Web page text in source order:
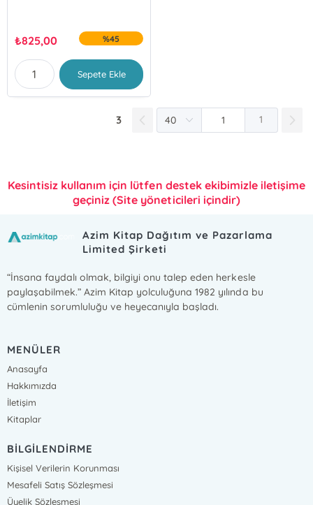
₺825,00 %45
Sepete Ekle
3 1
Kesintisiz kullanım için lütfen destek ekibimizle iletişime
geçiniz (Site yöneticileri içindir)
Azim Kitap Dağıtım ve Pazarlama
Limited Şirketi
“İnsana faydalı olmak, bilgiyi onu talep eden herkesle
paylaşabilmek.” Azim Kitap yolculuğuna 1982 yılında bu
cümlenin sorumluluğu ve heyecanıyla başladı.
MENÜLER
Anasayfa
Hakkımızda
İletişim
Kitaplar
BİLGİLENDİRME
Kişisel Verilerin Korunması
Mesafeli Satış Sözleşmesi
Üyelik Sözleşmesi